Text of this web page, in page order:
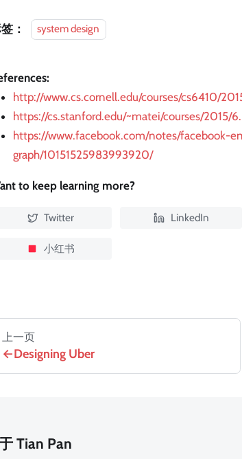
： system design
http://www.cs.cornell.edu/courses/cs6410/
https://cs.stanford.edu/~matei/courses/2015/
https://www.facebook.com/notes/facebook-
graph/10151525983993920/
to keep learning more?
Twitter LinkedIn
小红书
上一页
Designing Uber
Tian Pan